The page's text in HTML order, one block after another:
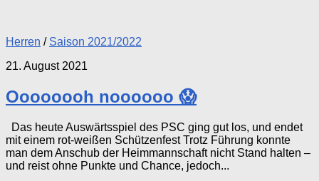
Herren / Saison 2021/2022
21. August 2021
Oooooooh noooooo 😱
Das heute Auswärtsspiel des PSC ging gut los, und endet
mit einem rot-weißen Schützenfest Trotz Führung konnte
man dem Anschub der Heimmannschaft nicht Stand halten –
und reist ohne Punkte und Chance, jedoch...